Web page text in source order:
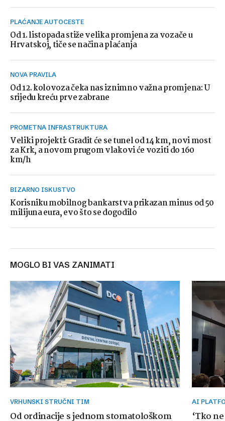
PLAĆANJE AUTOCESTE
Od 1. listopada stiže velika promjena za vozače u
Hrvatskoj, tiče se načina plaćanja
NOVA PRAVILA
Od 12. kolovoza čeka nas iznimno važna promjena: U
srijedu kreću prve zabrane
PROMETNA INFRASTRUKTURA
Veliki projekti: Gradit će se tunel od 14 km, novi most
za Krk, a novom prugom vlakovi će voziti do 160
km/h
BIZARNO ISKUSTVO
Korisniku mobilnog bankarstva prikazan minus od 50
milijuna eura, evo što se dogodilo
MOGLO BI VAS ZANIMATI
VRHUNSKI STRUČNI TIM
Od ordinacije s jednom stomatološkom
AI
‘Tko